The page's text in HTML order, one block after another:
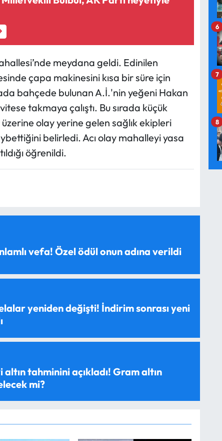
meydana geldi. Edinilen
çapa makinesini kısa bir süre için
bahçede bulunan A.İ.'nin yeğeni Hakan
takmaya çalıştı. Bu sırada küçük
olay yerine gelen sağlık ekipleri
belirledi. Acı olay mahalleyi yasa
öğrenildi.
vefa! Özel ödül onun adına verildi
yeniden değişti! İndirim sonrası yeni
tahminini açıkladı! Gram altın
mi?
6
7
8